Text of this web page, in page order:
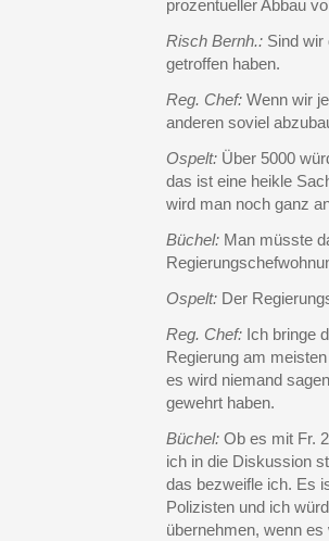
prozentueller Abbau
Risch Bernh.: Sind wir
getroffen haben.
Reg. Chef: Wenn wir
anderen soviel
Ospelt: Über 5000
das ist eine heikle
wird man noch ganz
Büchel: Man müsste
Ospelt: Der
Reg. Chef: Ich bringe
Regierung am
es wird niemand
gewehrt haben.
Büchel: Ob es mit Fr.
ich in die Diskussion
das bezweifle ich. Es
Polizisten und ich
übernehmen, wenn